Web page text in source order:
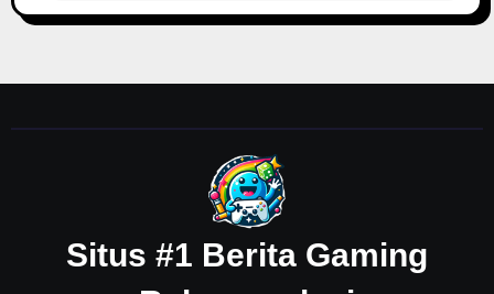
Situs #1 Berita Gaming